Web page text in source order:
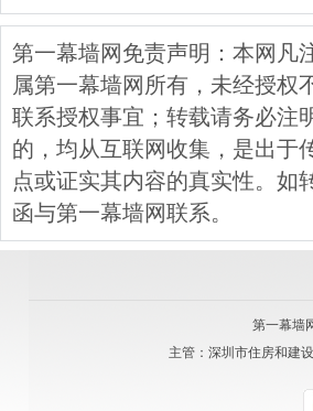
第一幕墙网免责声明：本网凡
属第一幕墙网所有，未经授权
联系授权事宜；转载请务必注
的，均从互联网收集，是出于
点或证实其内容的真实性。如
函与第一幕墙网联系。
第一幕墙
主管：深圳市住房和建